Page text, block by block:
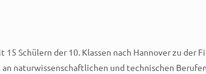
Schülern der 10. Klassen nach Hannover zu der
naturwissenschaftlichen und technischen